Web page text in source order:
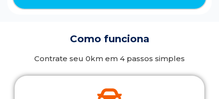
Como funciona
Contrate seu 0km em 4 passos simples